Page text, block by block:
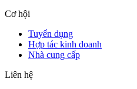
Cơ hội
Tuyển dụng
Hợp tác kinh doanh
Nhà cung cấp
Liên hệ